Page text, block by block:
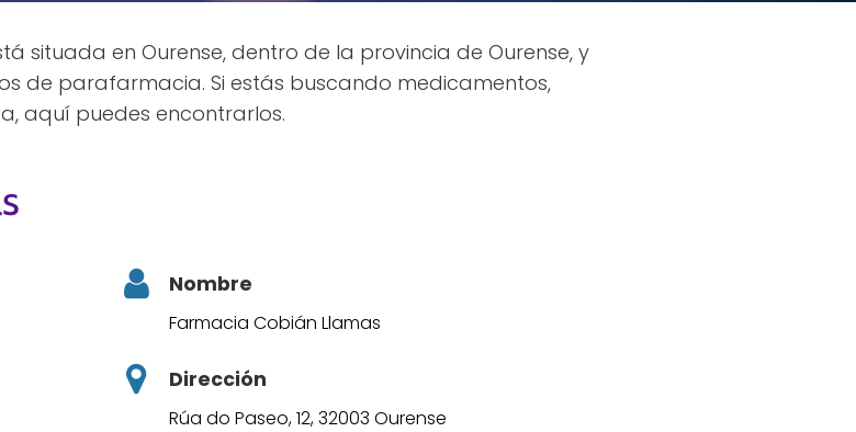
situada en Ourense, dentro de la provincia de Ourense, y
de parafarmacia. Si estás buscando medicamentos,
aquí puedes encontrarlos.
Nombre
Farmacia Cobián Llamas
Dirección
Rúa do Paseo, 12, 32003 Ourense